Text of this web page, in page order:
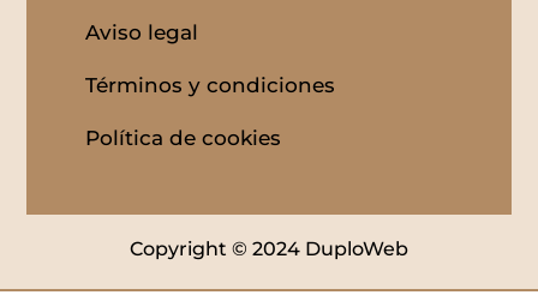
Aviso legal
Términos y condiciones
Política de cookies
Copyright © 2024 DuploWeb